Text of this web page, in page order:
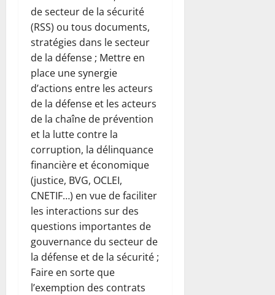
de secteur de la sécurité
(RSS) ou tous documents,
stratégies dans le secteur
de la défense ; Mettre en
place une synergie
d’actions entre les acteurs
de la défense et les acteurs
de la chaîne de prévention
et la lutte contre la
corruption, la délinquance
financière et économique
(justice, BVG, OCLEI,
CNETIF…) en vue de faciliter
les interactions sur des
questions importantes de
gouvernance du secteur de
la défense et de la sécurité ;
Faire en sorte que
l’exemption des contrats